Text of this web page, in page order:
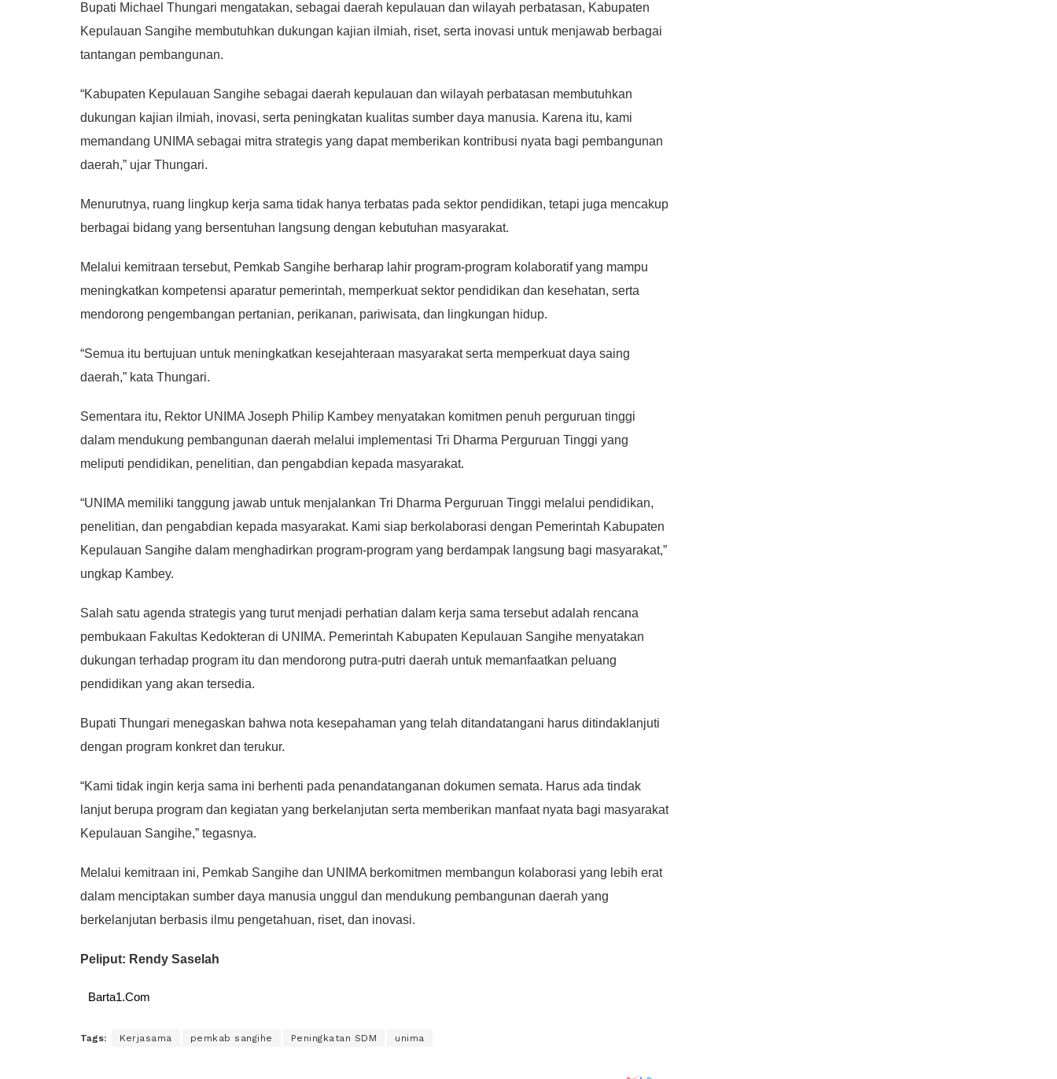
Bupati Michael Thungari mengatakan, sebagai daerah kepulauan dan wilayah perbatasan, Kabupaten
Kepulauan Sangihe membutuhkan dukungan kajian ilmiah, riset, serta inovasi untuk menjawab berbagai
tantangan pembangunan.
“Kabupaten Kepulauan Sangihe sebagai daerah kepulauan dan wilayah perbatasan membutuhkan
dukungan kajian ilmiah, inovasi, serta peningkatan kualitas sumber daya manusia. Karena itu, kami
memandang UNIMA sebagai mitra strategis yang dapat memberikan kontribusi nyata bagi pembangunan
daerah,” ujar Thungari.
Menurutnya, ruang lingkup kerja sama tidak hanya terbatas pada sektor pendidikan, tetapi juga mencakup
berbagai bidang yang bersentuhan langsung dengan kebutuhan masyarakat.
Melalui kemitraan tersebut, Pemkab Sangihe berharap lahir program-program kolaboratif yang mampu
meningkatkan kompetensi aparatur pemerintah, memperkuat sektor pendidikan dan kesehatan, serta
mendorong pengembangan pertanian, perikanan, pariwisata, dan lingkungan hidup.
“Semua itu bertujuan untuk meningkatkan kesejahteraan masyarakat serta memperkuat daya saing
daerah,” kata Thungari.
Sementara itu, Rektor UNIMA Joseph Philip Kambey menyatakan komitmen penuh perguruan tinggi
dalam mendukung pembangunan daerah melalui implementasi Tri Dharma Perguruan Tinggi yang
meliputi pendidikan, penelitian, dan pengabdian kepada masyarakat.
“UNIMA memiliki tanggung jawab untuk menjalankan Tri Dharma Perguruan Tinggi melalui pendidikan,
penelitian, dan pengabdian kepada masyarakat. Kami siap berkolaborasi dengan Pemerintah Kabupaten
Kepulauan Sangihe dalam menghadirkan program-program yang berdampak langsung bagi masyarakat,”
ungkap Kambey.
Salah satu agenda strategis yang turut menjadi perhatian dalam kerja sama tersebut adalah rencana
pembukaan Fakultas Kedokteran di UNIMA. Pemerintah Kabupaten Kepulauan Sangihe menyatakan
dukungan terhadap program itu dan mendorong putra-putri daerah untuk memanfaatkan peluang
pendidikan yang akan tersedia.
Bupati Thungari menegaskan bahwa nota kesepahaman yang telah ditandatangani harus ditindaklanjuti
dengan program konkret dan terukur.
“Kami tidak ingin kerja sama ini berhenti pada penandatanganan dokumen semata. Harus ada tindak
lanjut berupa program dan kegiatan yang berkelanjutan serta memberikan manfaat nyata bagi masyarakat
Kepulauan Sangihe,” tegasnya.
Melalui kemitraan ini, Pemkab Sangihe dan UNIMA berkomitmen membangun kolaborasi yang lebih erat
dalam menciptakan sumber daya manusia unggul dan mendukung pembangunan daerah yang
berkelanjutan berbasis ilmu pengetahuan, riset, dan inovasi.
Peliput: Rendy Saselah
Barta1.Com
Tags: Kerjasama pemkab sangihe Peningkatan SDM unima